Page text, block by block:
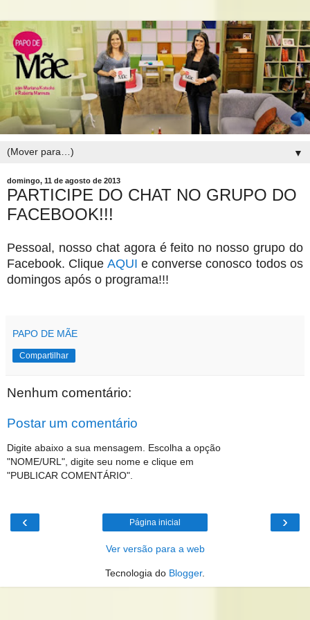
▼
domingo, 11 de agosto de 2013
PARTICIPE DO CHAT NO GRUPO DO
FACEBOOK!!!
Pessoal, nosso chat agora é feito no nosso grupo do
Facebook. Clique AQUI e converse conosco todos os
domingos após o programa!!!
PAPO DE MÃE
Compartilhar
Nenhum comentário:
Postar um comentário
Digite abaixo a sua mensagem. Escolha a opção
"NOME/URL", digite seu nome e clique em
"PUBLICAR COMENTÁRIO".
‹ ›
Página inicial
Ver versão para a web
Tecnologia do Blogger.